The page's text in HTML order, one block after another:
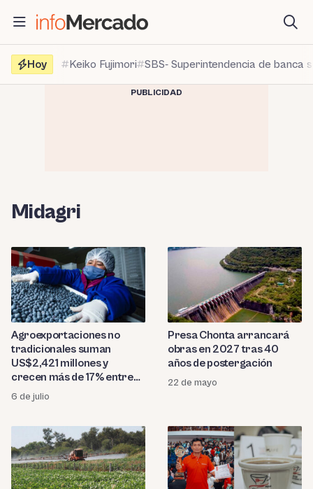
contenido
Hoy
Keiko Fujimori SBS- Superintendencia de banca
PUBLICIDAD
Midagri
Agroexportaciones no
tradicionales suman
US$2,421 millones y
crecen más de 17% entre
enero y abril
6 de julio
Presa Chonta arrancará
obras en 2027 tras 40
años de postergación
22 de mayo